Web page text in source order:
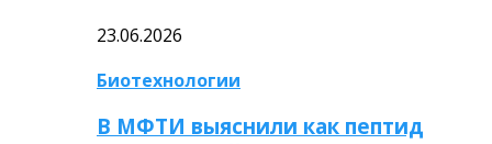
23.06.2026
Биотехнологии
В МФТИ выяснили как пептид